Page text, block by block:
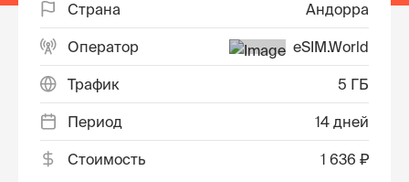
Страна Андорра
Оператор eSIM.World
Трафик 5 ГБ
Период 14 дней
Стоимость 1 636 ₽